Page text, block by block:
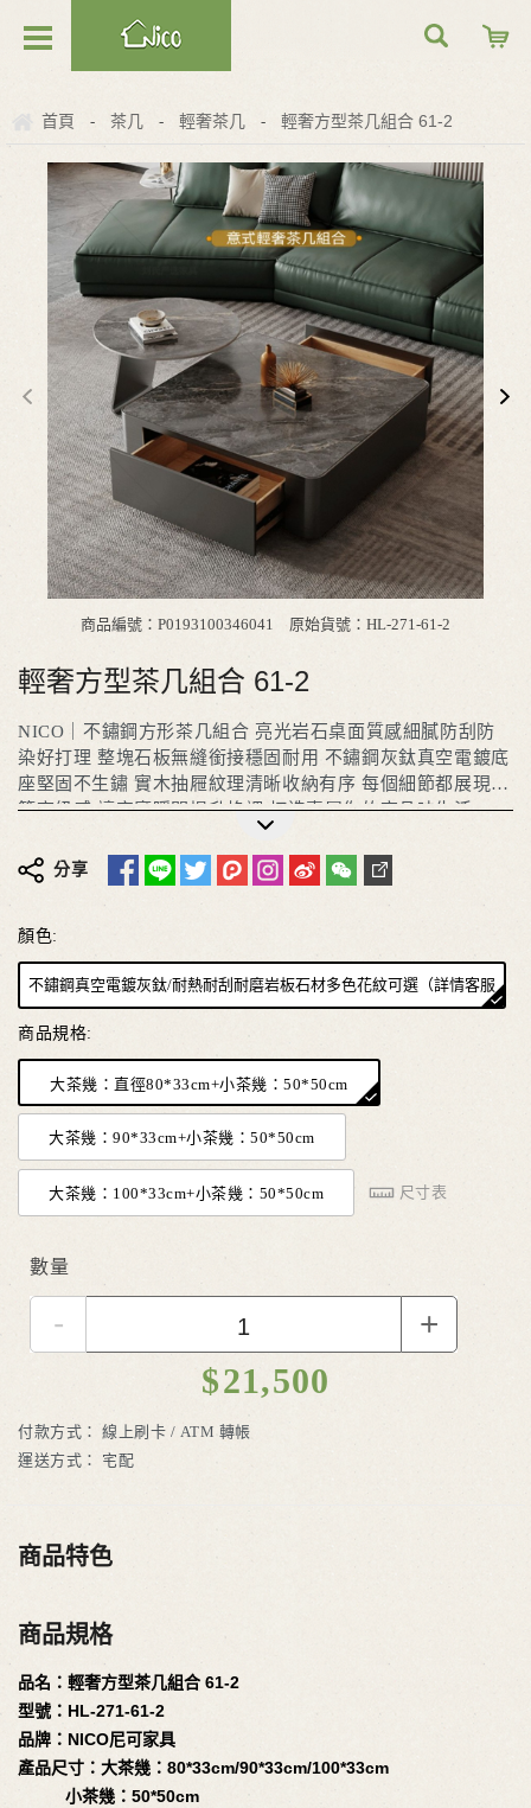
首頁 - 茶几 - 輕奢茶几 - 輕奢方型茶几組合 61-2
商品編號：P0193100346041 原始貨號：HL-271-61-2
輕奢方型茶几組合 61-2
NICO｜不鏽鋼方形茶几組合 亮光岩石桌面質感細膩防刮防
染好打理 整塊石板無縫銜接穩固耐用 不鏽鋼灰鈦真空電鍍底
座堅固不生鏽 實木抽屜紋理清晰收納有序 每個細節都展現極
簡高級感 讓客廳瞬間提升格調 打造專屬你的高品味生活
更多詳細介紹
分享
顏色:
不鏽鋼真空電鍍灰鈦/耐熱耐刮耐磨岩板石材多色花紋可選（詳情客服
商品規格:
大茶幾：直徑80*33cm+小茶幾：50*50cm
大茶幾：90*33cm+小茶幾：50*50cm
大茶幾：100*33cm+小茶幾：50*50cm 尺寸表
數量
- +
$21,500
付款方式： 線上刷卡 / ATM 轉帳
運送方式：
宅配
商品特色
商品規格
品名：輕奢方型茶几組合 61-2
型號：HL-271-61-2
品牌：NICO尼可家具
產品尺寸：大茶幾：80*33cm/90*33cm/100*33cm
小茶幾：50*50cm